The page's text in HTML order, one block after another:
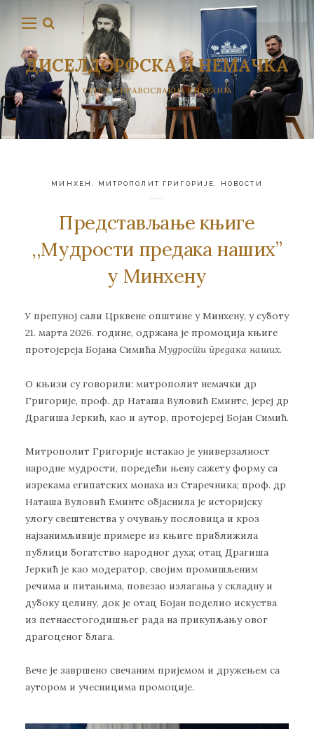
ДИСЕЛДОРФСКА И НЕМАЧКА
СРПСКА ПРАВОСЛАВНА ЕПАРХИЈА
МИНХЕН МИТРОПОЛИТ ГРИГОРИЈЕ НОВОСТИ
Представљање књиге
,,Мудрости предака наших”
у Минхену
У препуној сали Црквене општине у Минхену, у суботу
21. марта 2026. године, одржана је промоција књиге
протојереја Бојана Симића Мудрости предака наших.
О књизи су говорили: митрополит немачки др
Григорије, проф. др Наташа Вуловић Еминтс, јереј др
Драгиша Јеркић, као и аутор, протојереј Бојан Симић.
Митрополит Григорије истакао је универзалност
народне мудрости, поредећи њену сажету форму са
изрекама египатских монаха из Старечника; проф. др
Наташа Вуловић Еминтс објаснила је историјску
улогу свештенства у очувању пословица и кроз
најзанимљивије примере из књиге приближила
публици богатство народног духа; отац Драгиша
Јеркић је као модератор, својим промишљеним
речима и питањима, повезао излагања у складну и
дубоку целину, док је отац Бојан поделио искуства
из петнаестогодишњег рада на прикупљању овог
драгоценог блага.
Вече је завршено свечаним пријемом и дружењем са
аутором и учесницима промоције.